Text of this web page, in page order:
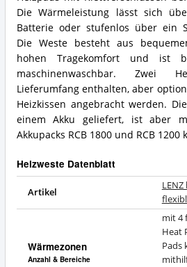
Die Wärmeleistung lässt sich
Batterie oder stufenlos über ein
Die Weste besteht aus
hohen Tragekomfort und ist
maschinenwaschbar. Zwei
Lieferumfang enthalten, aber
Heizkissen angebracht werden.
einem Akku geliefert, ist aber
Akkupacks RCB 1800 und RCB 1200
Heizweste Datenblatt
Artikel
Wärmezonen
Anzahl & Bereiche
mit 4
Heat
Pads